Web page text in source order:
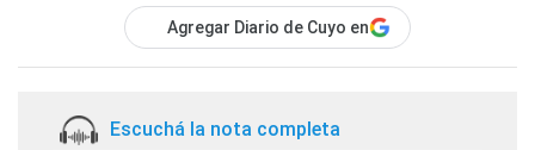
Agregar Diario de Cuyo en
Escuchá la nota completa